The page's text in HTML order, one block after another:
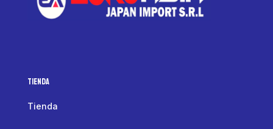
Tienda
Tienda